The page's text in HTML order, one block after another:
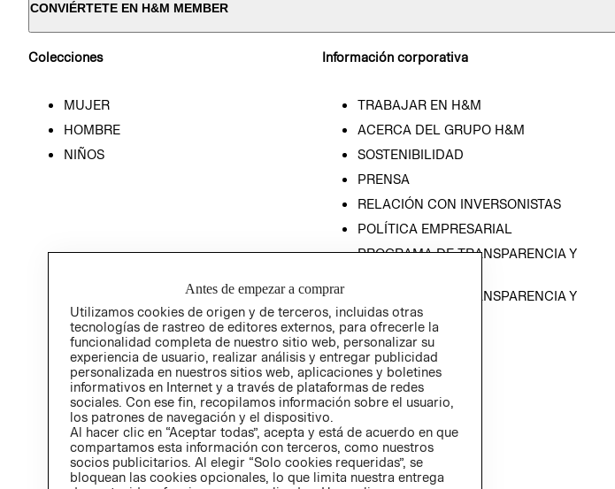
CONVIÉRTETE EN H&M MEMBER
Colecciones
MUJER
HOMBRE
NIÑOS
Información corporativa
TRABAJAR EN H&M
ACERCA DEL GRUPO H&M
SOSTENIBILIDAD
PRENSA
RELACIÓN CON INVERSONISTAS
POLÍTICA EMPRESARIAL
PROGRAMA DE TRANSPARENCIA Y
PROGRAMA DE TRANSPARENCIA Y
ÉTICA (INGLÉS)
Antes de empezar a comprar
Utilizamos cookies de origen y de terceros, incluidas otras
tecnologías de rastreo de editores externos, para ofrecerle la
funcionalidad completa de nuestro sitio web, personalizar su
experiencia de usuario, realizar análisis y entregar publicidad
personalizada en nuestros sitios web, aplicaciones y boletines
informativos en Internet y a través de plataformas de redes
sociales. Con ese fin, recopilamos información sobre el usuario,
los patrones de navegación y el dispositivo.
Al hacer clic en “Aceptar todas”, acepta y está de acuerdo en que
compartamos esta información con terceros, como nuestros
socios publicitarios. Al elegir “Solo cookies requeridas”, se
bloquean las cookies opcionales, lo que limita nuestra entrega